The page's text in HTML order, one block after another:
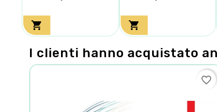
 
I clienti hanno acquistato
favorite_border